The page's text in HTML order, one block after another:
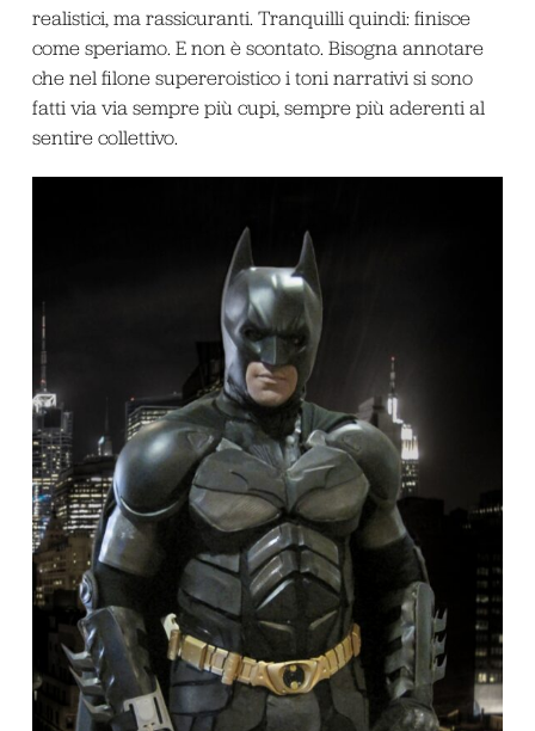
realistici, ma rassicuranti. Tranquilli quindi: finisce
come speriamo. E non è scontato. Bisogna annotare
che nel filone supereroistico i toni narrativi si sono
fatti via via sempre più cupi, sempre più aderenti al
sentire collettivo.